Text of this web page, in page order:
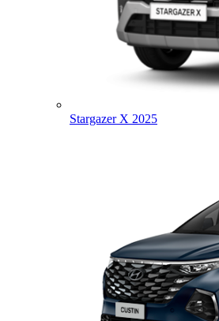
Stargazer X 2025